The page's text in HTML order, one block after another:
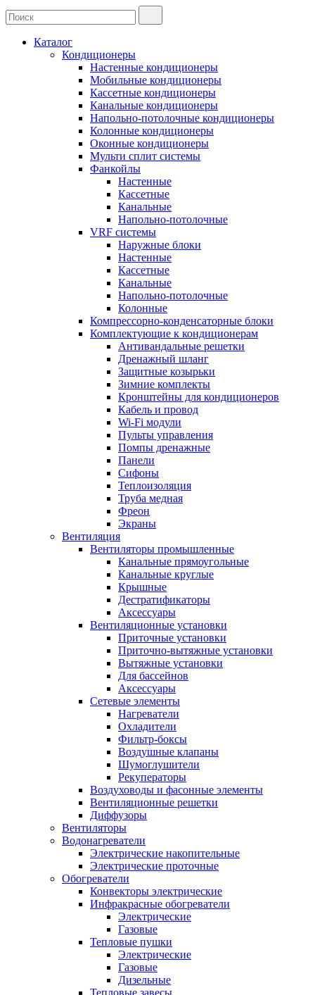
Каталог
Кондиционеры
Настенные кондиционеры
Мобильные кондиционеры
Кассетные кондиционеры
Канальные кондиционеры
Напольно-потолочные кондиционеры
Колонные кондиционеры
Оконные кондиционеры
Мульти сплит системы
Фанкойлы
Настенные
Кассетные
Канальные
Напольно-потолочные
VRF системы
Наружные блоки
Настенные
Кассетные
Канальные
Напольно-потолочные
Колонные
Компрессорно-конденсаторные блоки
Комплектующие к кондиционерам
Антивандальные решетки
Дренажный шланг
Защитные козырьки
Зимние комплекты
Кронштейны для кондиционеров
Кабель и провод
Wi-Fi модули
Пульты управления
Помпы дренажные
Панели
Сифоны
Теплоизоляция
Труба медная
Фреон
Экраны
Вентиляция
Вентиляторы промышленные
Канальные прямоугольные
Канальные круглые
Крышные
Дестратификаторы
Аксессуары
Вентиляционные установки
Приточные установки
Приточно-вытяжные установки
Вытяжные установки
Для бассейнов
Аксессуары
Сетевые элементы
Нагреватели
Охладители
Фильтр-боксы
Воздушные клапаны
Шумоглушители
Рекуператоры
Воздуховоды и фасонные элементы
Вентиляционные решетки
Диффузоры
Вентиляторы
Водонагреватели
Электрические накопительные
Электрические проточные
Обогреватели
Конвекторы электрические
Инфракрасные обогреватели
Электрические
Газовые
Тепловые пушки
Электрические
Газовые
Дизельные
Тепловые завесы